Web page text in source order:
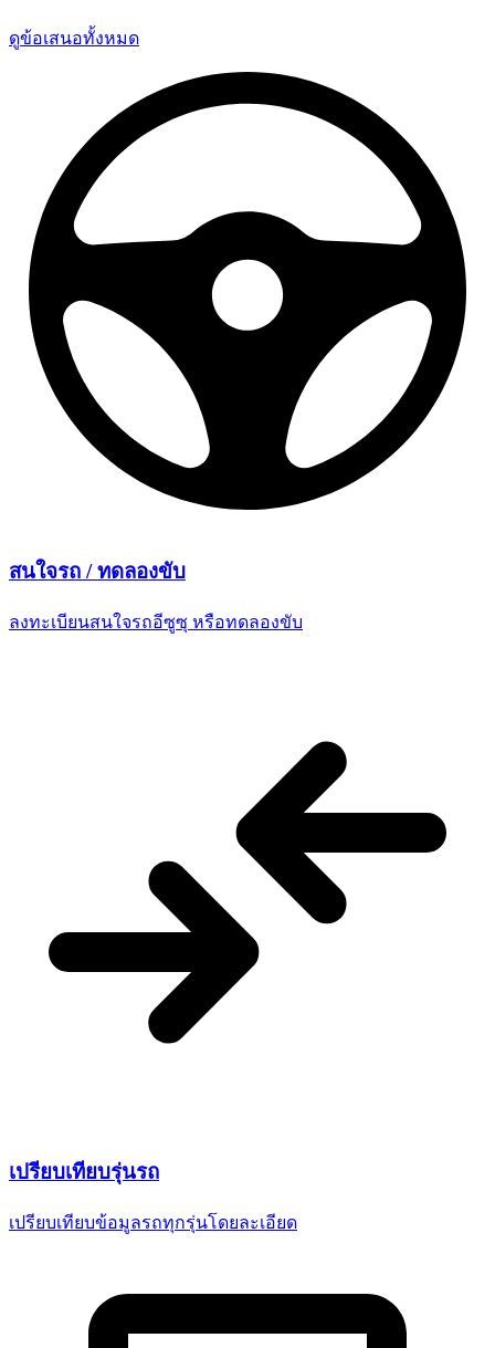
ดูข้อเสนอทั้งหมด
สนใจรถ /ทดลองขับ
ลงทะเบียนสนใจรถอีซูซุ หรือทดลองขับ
เปรียบเทียบรุ่นรถ
เปรียบเทียบข้อมูลรถทุกรุ่นโดยละเอียด